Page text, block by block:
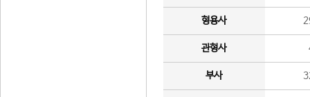
형용사
관형사
부사